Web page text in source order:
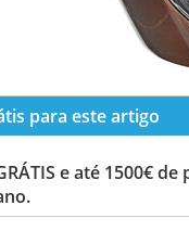
para este artigo
e até 1500€